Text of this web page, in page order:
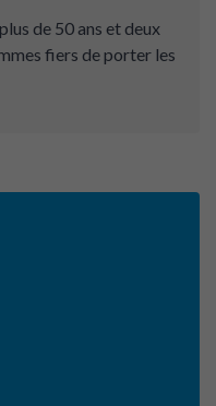
de 50 ans et deux
fiers de porter les